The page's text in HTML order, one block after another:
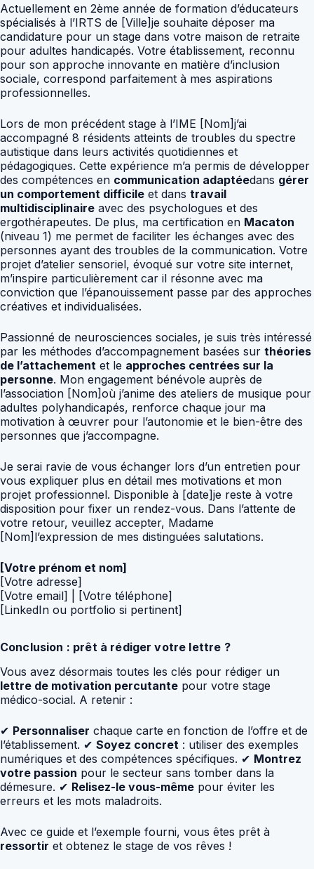
Actuellement en 2ème année de formation d’éducateurs
spécialisés à l’IRTS de [Ville]je souhaite déposer ma
candidature pour un stage dans votre maison de retraite
pour adultes handicapés. Votre établissement, reconnu
pour son approche innovante en matière d’inclusion
sociale, correspond parfaitement à mes aspirations
professionnelles.
Lors de mon précédent stage à l’IME [Nom]j’ai
accompagné 8 résidents atteints de troubles du spectre
autistique dans leurs activités quotidiennes et
pédagogiques. Cette expérience m’a permis de développer
des compétences en communication adaptéedans gérer
un comportement difficile et dans travail
multidisciplinaire avec des psychologues et des
ergothérapeutes. De plus, ma certification en Macaton
(niveau 1) me permet de faciliter les échanges avec des
personnes ayant des troubles de la communication. Votre
projet d’atelier sensoriel, évoqué sur votre site internet,
m’inspire particulièrement car il résonne avec ma
conviction que l’épanouissement passe par des approches
créatives et individualisées.
Passionné de neurosciences sociales, je suis très intéressé
par les méthodes d’accompagnement basées sur théories
de l’attachement et le approches centrées sur la
personne. Mon engagement bénévole auprès de
l’association [Nom]où j’anime des ateliers de musique pour
adultes polyhandicapés, renforce chaque jour ma
motivation à œuvrer pour l’autonomie et le bien-être des
personnes que j’accompagne.
Je serai ravie de vous échanger lors d’un entretien pour
vous expliquer plus en détail mes motivations et mon
projet professionnel. Disponible à [date]je reste à votre
disposition pour fixer un rendez-vous. Dans l’attente de
votre retour, veuillez accepter, Madame
[Nom]l’expression de mes distinguées salutations.
[Votre prénom et nom]
[Votre adresse]
[Votre email] | [Votre téléphone]
[LinkedIn ou portfolio si pertinent]
Conclusion : prêt à rédiger votre lettre ?
Vous avez désormais toutes les clés pour rédiger un
lettre de motivation percutante pour votre stage
médico-social. A retenir :
✔ Personnaliser chaque carte en fonction de l’offre et de
l’établissement. ✔ Soyez concret : utiliser des exemples
numériques et des compétences spécifiques. ✔ Montrez
votre passion pour le secteur sans tomber dans la
démesure. ✔ Relisez-le vous-même pour éviter les
erreurs et les mots maladroits.
Avec ce guide et l’exemple fourni, vous êtes prêt à
ressortir et obtenez le stage de vos rêves !